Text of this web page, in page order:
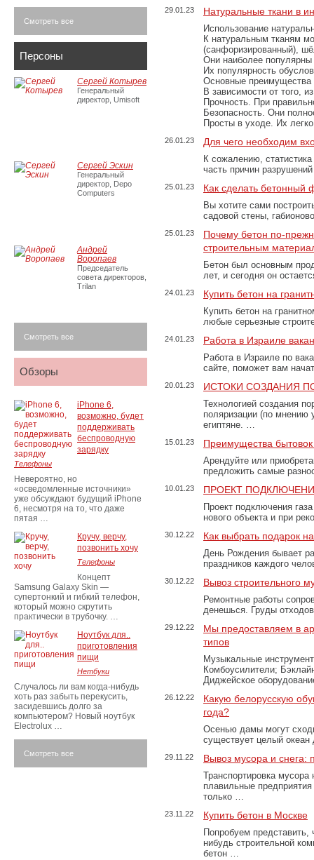
29.01.23 Натуральные ткани в
Использование
К натуральным тканям
(санфоризированный),
Они наиболее популярны
Их популярность
Основные преимущества
В зависимости от того,
Прочность. При
Безопасность. Они
Просты в уходе. Их
26.01.23 Для чего необходим
К сожалению,
часть причин
25.01.23 Как сделать бетонный
Вы хотите сами
садовой стены,
25.01.23
Почему бетон по-
строительным
Бетон был основным
лет, и сегодня он
24.01.23 Купить бетон на
Купить бетон на
любые серьезные
24.01.23 Работа в Израиле
Работа в Израиле по
сайте, поможет вам
20.01.23 ИСТОКИ СОЗДАНИЯ
Технологией создания
поляризации (по
египтяне. …
15.01.23 Преимущества
Арендуйте или
предложить самые
10.01.23 ПРОЕКТ
Проект подключения
нового объекта и при
30.12.22 Как выбрать подарок
День Рождения бывает
праздников каждого
30.12.22 Вывоз строительного
Ремонтные работы
денешься. Груды
29.12.22
Мы предоставляем в
типов
Музыкальные
Комбоусилители;
Диджейское
26.12.22
Какую белорусскую
года?
Осенью дамы могут
существует целый
29.11.22 Вывоз мусора и
Транспортировка
плавильные
только …
23.11.22 Купить бетон в Москве
Попробуем представить,
нибудь строительной
бетон …
Смотреть все
Персоны
Сергей Котырев
Генеральный
директор, Umisoft
Сергей Эскин
Генеральный
директор, Depo
Computers
Андрей
Воропаев
Председатель
совета директоров,
Trilan
Смотреть все
Обзоры
iPhone 6,
возможно, будет
поддерживать
беспроводную
зарядку
Телефоны
Невероятно, но
«осведомленные источники»
уже обсуждают будущий iPhone
6, несмотря на то, что даже
пятая …
Кручу, верчу,
позвонить хочу
Телефоны
Концепт
Samsung Galaxy Skin —
супертонкий и гибкий телефон,
который можно скрутить
практически в трубочку. …
Ноутбук для..
приготовления
пищи
Нетбуки
Случалось ли вам когда-нибудь
хоть раз забыть перекусить,
засидевшись долго за
компьютером? Новый ноутбук
Electrolux …
Смотреть все